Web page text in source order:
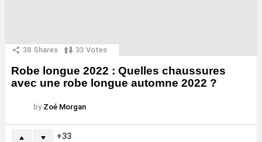
38 Shares 33 Votes
Robe longue 2022 : Quelles chaussures
avec une robe longue automne 2022 ?
by Zoé Morgan
33